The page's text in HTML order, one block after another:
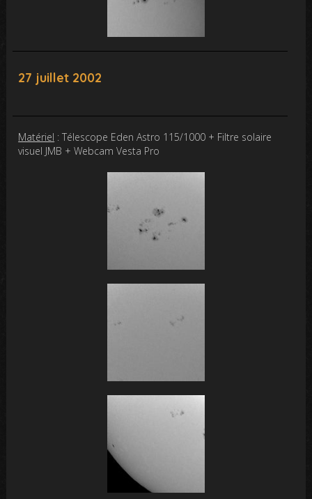
27 juillet 2002
Matériel : Télescope Eden Astro 115/1000 + Filtre solaire
visuel JMB + Webcam Vesta Pro